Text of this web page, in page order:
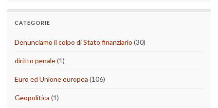
CATEGORIE
Denunciamo il colpo di Stato finanziario (30)
diritto penale(1)
Euro ed Unione europea (106)
Geopolitica (1)